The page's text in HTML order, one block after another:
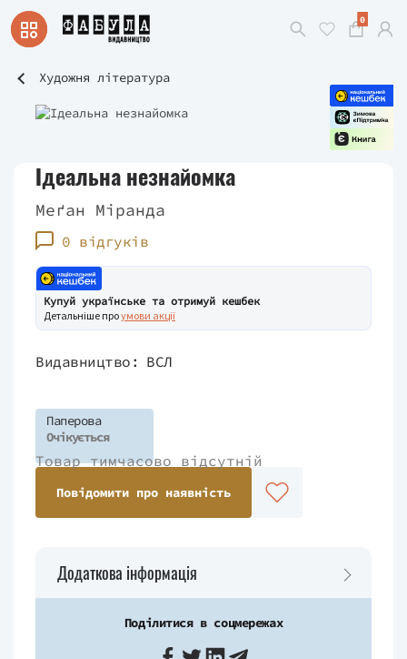
0
Художня література
Ідеальна незнайомка
Меґан Міранда
0 відгуків
Купуй українське та отримуй кешбек
Детальніше проумови акції
Видавництво: ВСЛ
Паперова
Очікується
Товар тимчасово відсутній
Повідомити про наявність
Додаткова інформація
Поділитися в соцмережах